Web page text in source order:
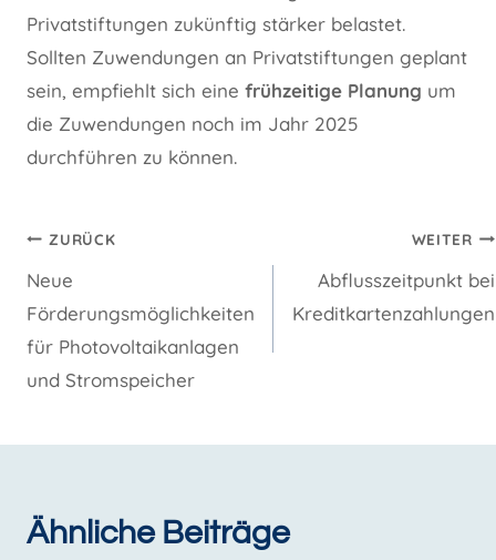
Privatstiftungen zukünftig stärker belastet.
Sollten Zuwendungen an Privatstiftungen geplant
sein, empfiehlt sich eine frühzeitige Planung um
die Zuwendungen noch im Jahr 2025
durchführen zu können.
Beitragsnavigation
ZURÜCK
Neue
Förderungsmöglichkeiten
für Photovoltaikanlagen
und Stromspeicher
WEITER
Abflusszeitpunkt bei
Kreditkartenzahlungen
Ähnliche Beiträge